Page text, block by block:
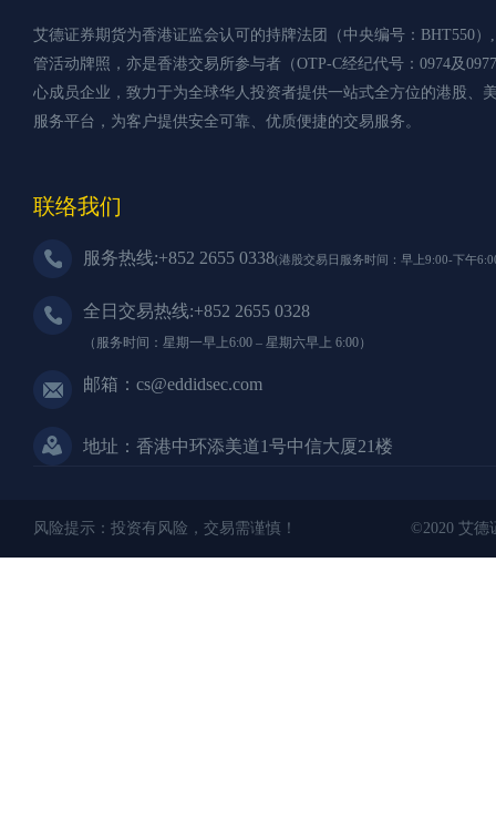
艾德证券期货为香港证监会认可的持牌法团（中央编号：BHT550）
管活动牌照，亦是香港交易所参与者（OTP-C经纪代号：0974及
心成员企业，致力于为全球华人投资者提供一站式全方位的港股、
服务平台，为客户提供安全可靠、优质便捷的交易服务。
联络我们
服务热线:+852 2655 0338(港股交易日服务时间：早上9:00-下午
全日交易热线:+852 2655 0328
（服务时间：星期一早上6:00 – 星期六早上 6:00）
邮箱：cs@eddidsec.com
地址：香港中环添美道1号中信大厦21楼
风险提示：投资有风险，交易需谨慎！ ©2020 艾德